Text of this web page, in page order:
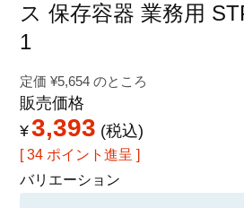
ス 保存容器 業務用
1
定価 ¥5,654 のところ
販売価格
¥3,393 税込
34 ポイント進呈 ]
バリエーション